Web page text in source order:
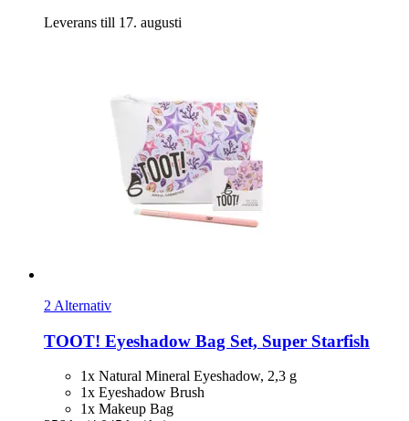
Leverans till 17. augusti
2 Alternativ
TOOT! Eyeshadow Bag Set, Super Starfish
1x Natural Mineral Eyeshadow, 2,3 g
1x Eyeshadow Brush
1x Makeup Bag